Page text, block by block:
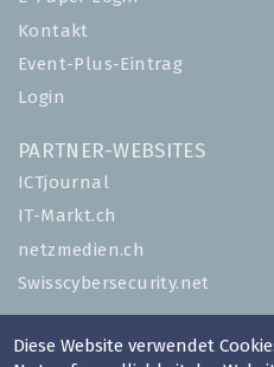
Kontakt
Event-Plus-Eintrag
Login
PARTNER-WEBSITES
ICTjournal
IT-Markt.ch
netzmedien.ch
Swisscybersecurity.net
© NETZMEDIEN AG 2026
Diese Website verwendet